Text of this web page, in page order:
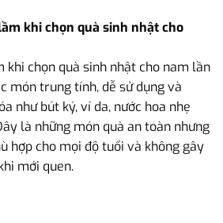
khi chọn quà sinh nhật cho
khi chọn quà sinh nhật cho nam lần
món trung tính, dễ sử dụng và
như bút ký, ví da, nước hoa nhẹ
là những món quà an toàn nhưng
hợp cho mọi độ tuổi và không gây
mới quen.